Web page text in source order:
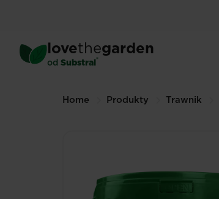
content
lovethegarden
od Substral®
Home Produkty Trawnik